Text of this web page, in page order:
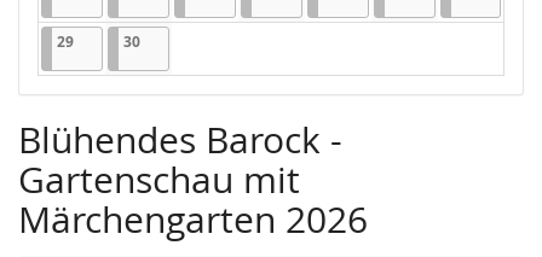
2929.06.2026
1 Veranstaltung
3030.06.2026
1 Veranstaltung
Blühendes Barock -
Gartenschau mit
Märchengarten 2026